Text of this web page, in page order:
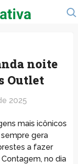
noite
Outlet
2025
mais icônicos
gera
a fazer
no dia